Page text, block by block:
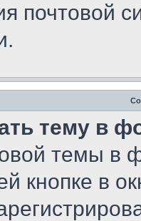
почтовой
тему в
темы в
кнопке в